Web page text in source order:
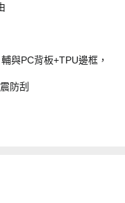
與PC背板+TPU邊框，
防刮